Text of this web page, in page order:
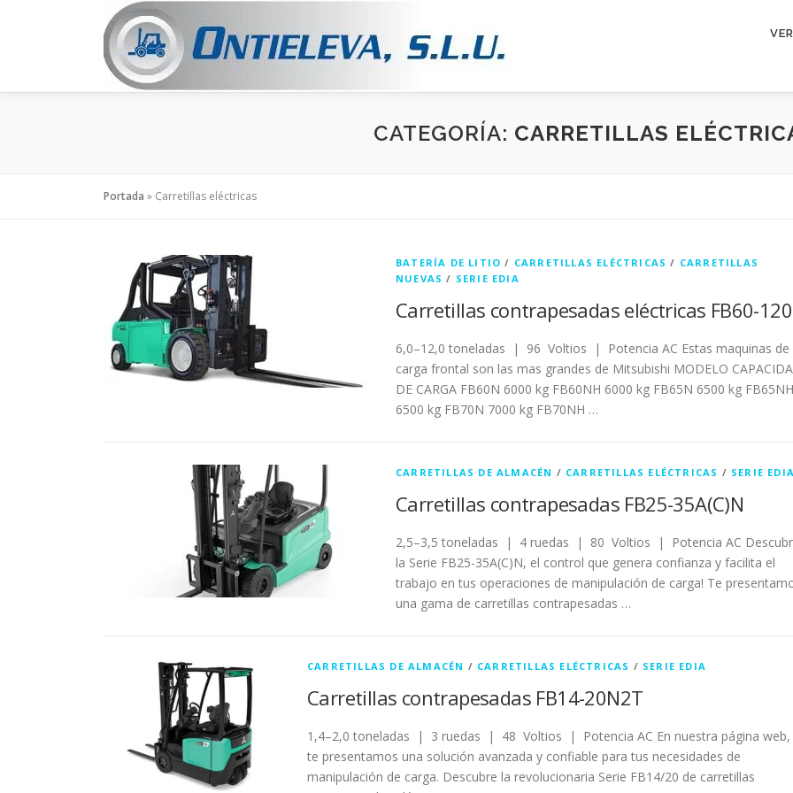
CATEGORÍA: CARRETILLAS
Portada » Carretillas eléctricas
BATERÍA DE LITIO / CARRETILLAS ELÉCTRICAS / CARRETILLAS
NUEVAS / SERIE EDIA
Carretillas contrapesadas eléctricas FB60-120
6,0–12,0 toneladas | 96 Voltios | Potencia AC Estas maquinas de
carga frontal son las mas grandes de Mitsubishi MODELO
DE CARGA FB60N 6000 kg FB60NH 6000 kg FB65N 6500 kg FB65NH
6500 kg FB70N 7000 kg FB70NH …
CARRETILLAS DE ALMACÉN / CARRETILLAS ELÉCTRICAS / SERIE EDIA
Carretillas contrapesadas FB25-35A(C)N
2,5–3,5 toneladas | 4 ruedas | 80 Voltios | Potencia AC
la Serie FB25-35A(C)N, el control que genera confianza y facilita el
trabajo en tus operaciones de manipulación de carga! Te
una gama de carretillas contrapesadas …
CARRETILLAS DE ALMACÉN / CARRETILLAS ELÉCTRICAS / SERIE EDIA
Carretillas contrapesadas FB14-20N2T
1,4–2,0 toneladas | 3 ruedas | 48 Voltios | Potencia AC En nuestra página web,
te presentamos una solución avanzada y confiable para tus necesidades de
manipulación de carga. Descubre la revolucionaria Serie FB14/20 de carretillas